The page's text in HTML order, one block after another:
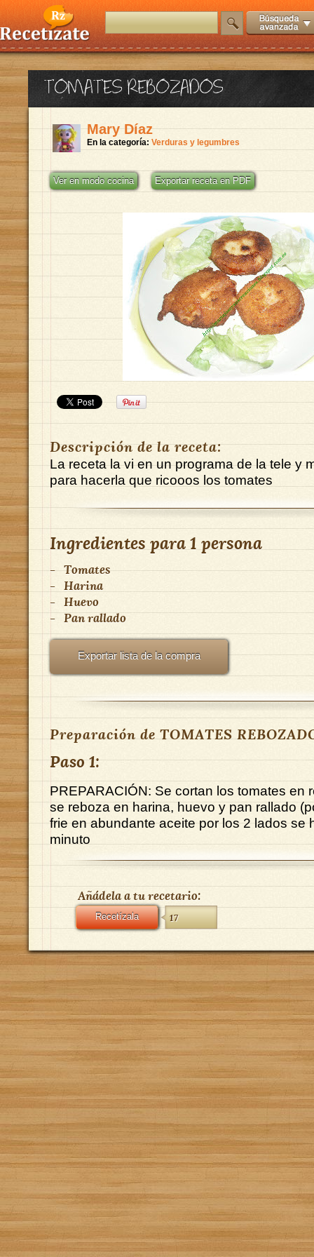
TOMATES REBOZADOS
Mary Díaz
En la categoría: Verduras y legumbres
Ver en modo cocina Exportar receta en PDF
Descripción de la receta:
La receta la vi en un programa de la tele y
para hacerla que ricooos los tomates
Ingredientes para1 persona
- Tomates
- Harina
- Huevo
- Pan rallado
Exportar lista de la compra
Preparación de TOMATES
Paso 1:
PREPARACIÓN: Se cortan los tomates en
se reboza en harina, huevo y pan rallado
frie en abundante aceite por los 2 lados se
minuto
Añádela a tu recetario:
Recetízala 17